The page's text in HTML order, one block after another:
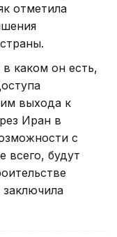
отметила
каком он есть,
выхода к
Иран в
с
всего, будут